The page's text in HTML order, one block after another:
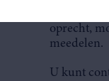
oprecht,
meedelen.
U kunt